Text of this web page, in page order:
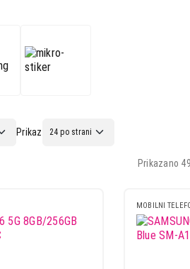
UREĐAJI ZA
SKLADIŠTENJE
PODATAKA
Prikaz
Prikazano
MOBILNI